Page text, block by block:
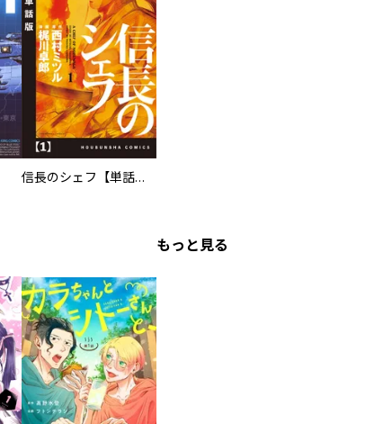
信長のシェフ【単話版】
もっと見る